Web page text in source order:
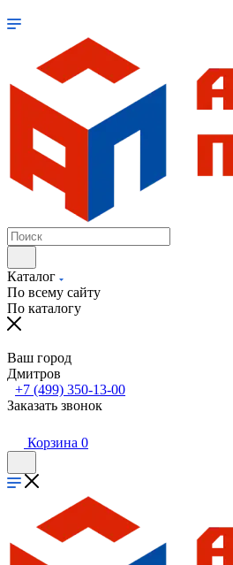
Каталог
По всему сайту
По каталогу
Ваш город
Дмитров
+7 (499) 350-13-00
Заказать звонок
Корзина 0